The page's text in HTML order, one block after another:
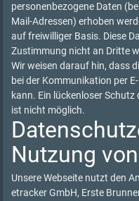
personenbezogene Daten
Mail-Adressen) erhoben
auf freiwilliger Basis. Diese
Zustimmung nicht an Dritte
Wir weisen darauf hin, dass
bei der Kommunikation per
kann. Ein lückenloser
ist nicht möglich.
Nutzung
Unsere Webseite nutzt den
etracker GmbH, Erste